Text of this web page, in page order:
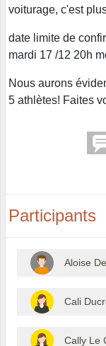
voiturage, c'est
date limite de
mardi 17 /12 20h
Nous aurons
5 athlètes! Faites
Participants
Aloise
Cali
Cally Le